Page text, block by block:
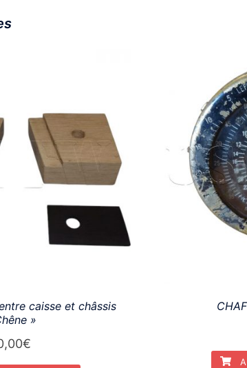
caisse et châssis
»
€